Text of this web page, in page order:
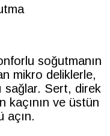
soğutmanın
mikro deliklerle,
sağlar. Sert, direk
kaçının ve üstün
açın.